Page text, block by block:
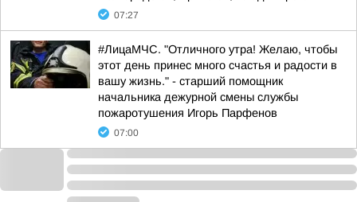
07:27
#ЛицаМЧС. "Отличного утра! Желаю, чтобы
этот день принес много счастья и радости в
вашу жизнь." - старший помощник
начальника дежурной смены службы
пожаротушения Игорь Парфенов
07:00